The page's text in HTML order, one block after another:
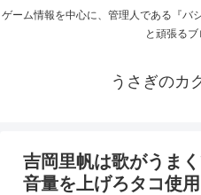
ゲーム情報を中心に、管理人である『バ
と頑張るブ
うさぎのカ
吉岡里帆は歌がうま
音量を上げろタコ使